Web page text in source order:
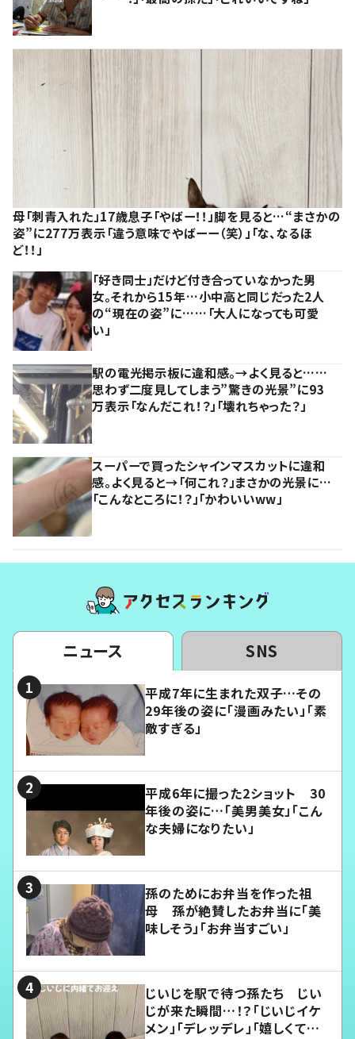
母「刺青入れた」17歳息子「やばー！！」脚を見ると…“まさかの
姿”に277万表示「違う意味でやばーー（笑）」「な、なるほ
ど！！」
「好き同士」だけど付き合っていなかった男
女。それから15年…小中高と同じだった2人
の“現在の姿”に……「大人になっても可愛
い」
駅の電光掲示板に違和感。→よく見ると……
思わず二度見してしまう”驚きの光景”に93
万表示「なんだこれ！？」「壊れちゃった？」
スーパーで買ったシャインマスカットに違和
感。よく見ると→「何これ？」まさかの光景に…
「こんなところに！？」「かわいいww」
ニュース SNS
平成7年に生まれた双子…その
29年後の姿に「漫画みたい」「素
敵すぎる」
平成6年に撮った2ショット 30
年後の姿に…「美男美女」「こん
な夫婦になりたい」
孫のためにお弁当を作った祖
母 孫が絶賛したお弁当に「美
味しそう」「お弁当すごい」
じいじを駅で待つ孫たち じい
じが来た瞬間…！？「じいじイケ
メン」「デレッデレ」「嬉しくて可